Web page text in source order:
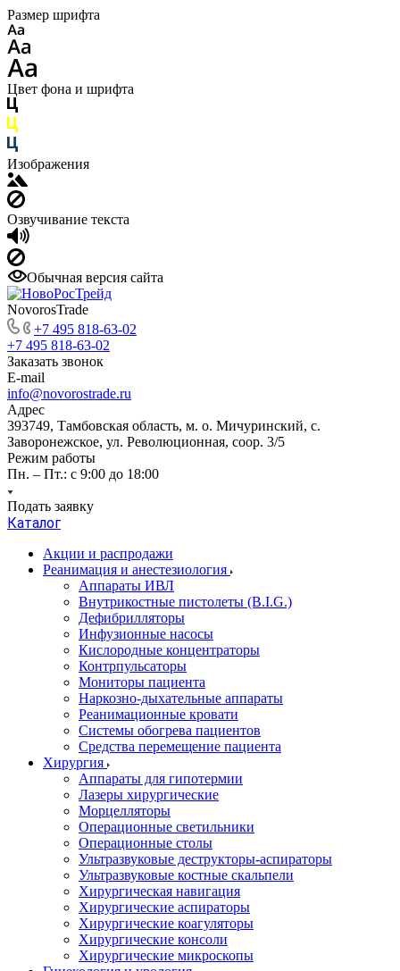
Размер шрифта
Цвет фона и шрифта
Изображения
Озвучивание текста
Обычная версия сайта
NovorosTrade
+7 495 818-63-02
+7 495 818-63-02
Заказать звонок
E-mail
info@novorostrade.ru
Адрес
393749, Тамбовская область, м. о. Мичуринский, с.
Заворонежское, ул. Революционная, соор. 3/5
Режим работы
Пн. – Пт.: с 9:00 до 18:00
Подать заявку
Каталог
Акции и распродажи
Реанимация и анестезиология
Аппараты ИВЛ
Внутрикостные пистолеты (B.I.G.)
Дефибрилляторы
Инфузионные насосы
Кислородные концентраторы
Контрпульсаторы
Мониторы пациента
Наркозно-дыхательные аппараты
Реанимационные кровати
Системы обогрева пациентов
Средства перемещение пациента
Хирургия
Аппараты для гипотермии
Лазеры хирургические
Морцелляторы
Операционные светильники
Операционные столы
Ультразвуковые деструкторы-аспираторы
Ультразвуковые костные скальпели
Хирургическая навигация
Хирургические аспираторы
Хирургические коагуляторы
Хирургические консоли
Хирургические микроскопы